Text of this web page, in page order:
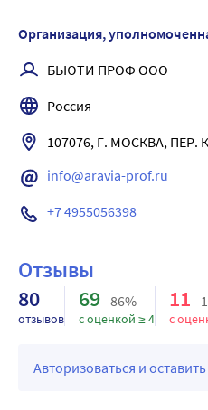
Организация,
БЬЮТИ ПРОФ ООО
Россия
107076, Г. МОСКВА,
info@aravia-prof.ru
+7 4955056398
Отзывы
80
отзывов
69 86%
с оценкой ≥ 4
11
с
Авторизоваться и